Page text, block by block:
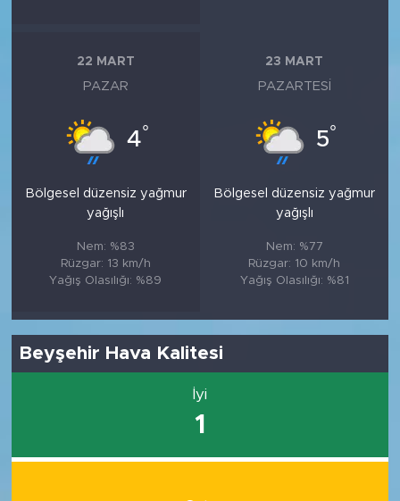
22 MART
PAZAR
4°
Bölgesel düzensiz yağmur
yağışlı
Nem: %83
Rüzgar: 13 km/h
Yağış Olasılığı: %89
23 MART
PAZARTESI
5°
Bölgesel düzensiz yağmur
yağışlı
Nem: %77
Rüzgar: 10 km/h
Yağış Olasılığı: %81
Beyşehir Hava Kalitesi
İyi
1